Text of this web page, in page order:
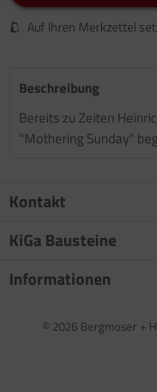
Auf Ihren Merkzettel
Beschreibung
Bereits zu Zeiten
"Mothering Sunday"
Kontakt
KiGa Bausteine
Informationen
© 2026 Bergmoser +